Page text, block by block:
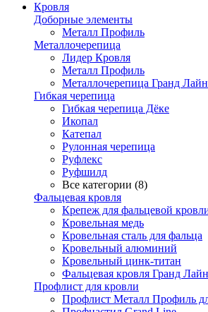
Кровля
Доборные элементы
Металл Профиль
Металлочерепица
Лидер Кровля
Металл Профиль
Металлочерепица Гранд Лайн
Гибкая черепица
Гибкая черепица Дёке
Икопал
Катепал
Рулонная черепица
Руфлекс
Руфшилд
Все категории (8)
Фальцевая кровля
Крепеж для фальцевой
Кровельная медь
Кровельная сталь для фальца
Кровельный алюминий
Кровельный цинк-титан
Фальцевая кровля Гранд Лайн
Профлист для кровли
Профлист Металл Профиль